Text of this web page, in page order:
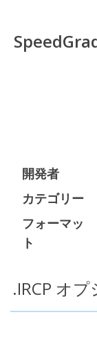
開発者
カテゴリー
フォーマッ
ト
.IRCP オ